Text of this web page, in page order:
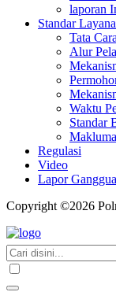
laporan
Standar
Tata
Alur
Waktu
Standar
Regulasi
Video
Lapor
Copyright ©2026